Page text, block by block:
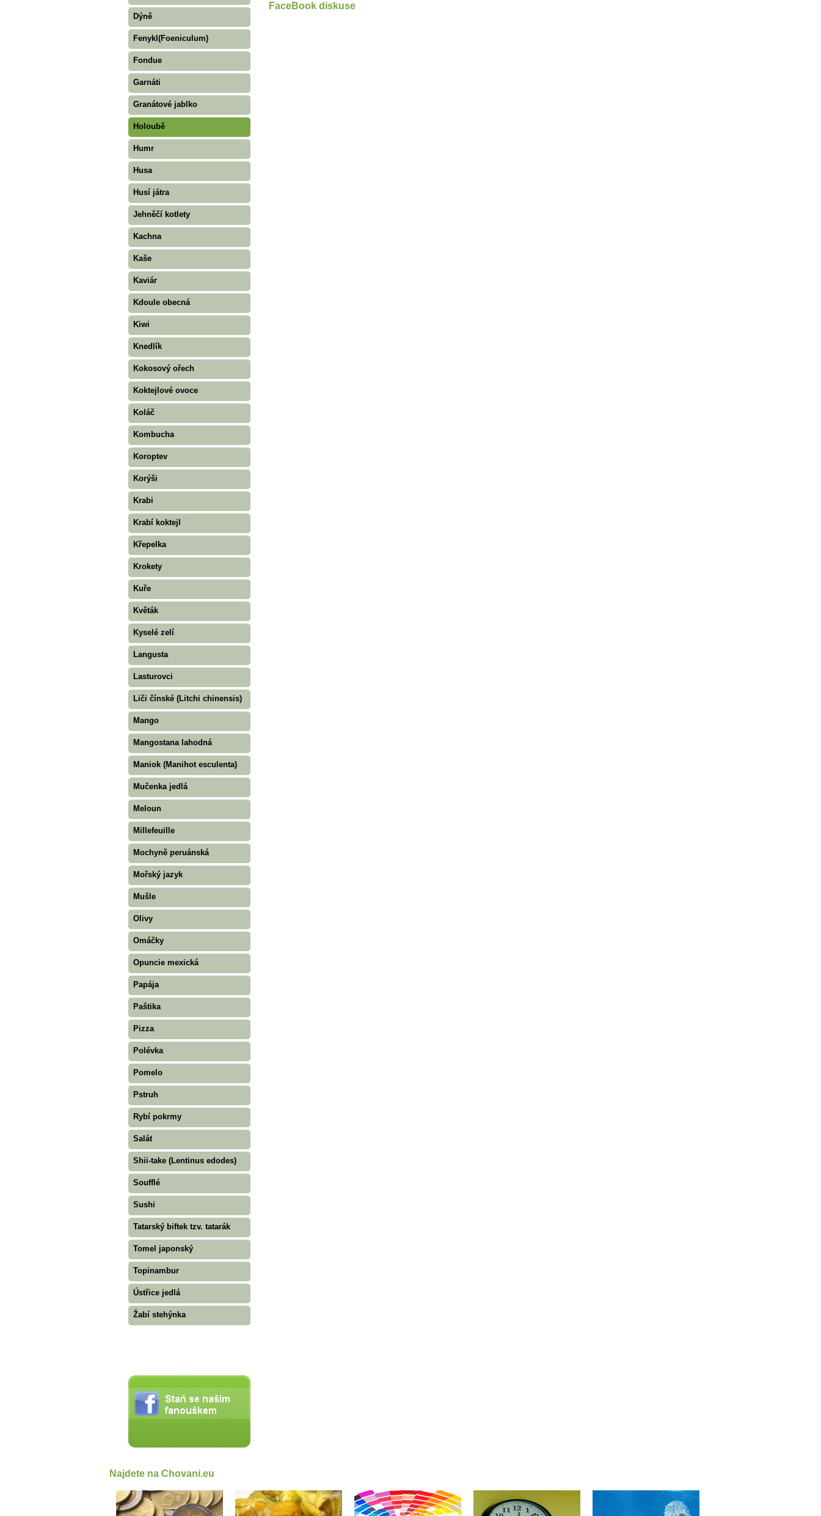
Dýně
Fenykl(Foeniculum)
Fondue
Garnáti
Granátové jablko
Holoubě
Humr
Husa
Husí játra
Jehněčí kotlety
Kachna
Kaše
Kaviár
Kdoule obecná
Kiwi
Knedlík
Kokosový ořech
Koktejlové ovoce
Koláč
Kombucha
Koroptev
Korýši
Krabi
Krabí koktejl
Křepelka
Krokety
Kuře
Květák
Kyselé zelí
Langusta
Lasturovci
Liči čínské (Litchi chinensis)
Mango
Mangostana lahodná
Maniok (Manihot esculenta)
Mučenka jedlá
Meloun
Millefeuille
Mochyně peruánská
Mořský jazyk
Mušle
Olivy
Omáčky
Opuncie mexická
Papája
Paštika
Pizza
Polévka
Pomelo
Pstruh
Rybí pokrmy
Salát
Shii-take (Lentinus edodes)
Soufflé
Sushi
Tatarský biftek tzv. tatarák
Tomel japonský
Topinambur
Ústřice jedlá
Žabí stehýnka
FaceBook diskuse
Najdete na Chovani.eu